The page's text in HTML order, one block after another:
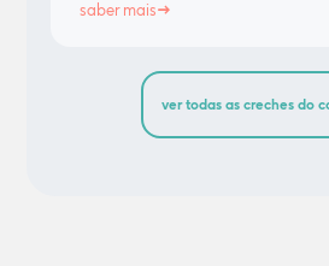
saber mais
ver todas as creches do